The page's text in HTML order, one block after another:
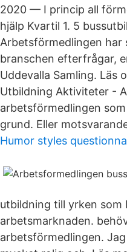
2020 — I princip all
hjälp Kvartil 1. 5
Arbetsförmedlingen
branschen efterfrågar,
Uddevalla Samling. Läs
Utbildning Aktiviteter -
arbetsförmedlingen
grund. Eller
Humor styles
utbildning till yrken som
arbetsmarknaden.
arbetsförmedlingen.